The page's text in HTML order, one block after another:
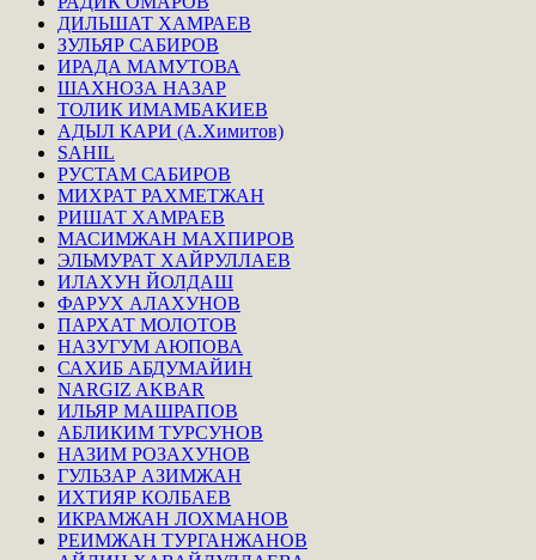
ДИЛЬШАТ ХАМРАЕВ
ЗУЛЬЯР САБИРОВ
ИРАДА МАМУТОВА
ШАХНОЗА НАЗАР
ТОЛИК ИМАМБАКИЕВ
АДЫЛ КАРИ (А.Химитов)
SAHIL
РУСТАМ САБИРОВ
МИХРАТ РАХМЕТЖАН
РИШАТ ХАМРАЕВ
МАСИМЖАН МАХПИРОВ
ЭЛЬМУРАТ ХАЙРУЛЛАЕВ
ИЛАХУН ЙОЛДАШ
ФАРУХ АЛАХУНОВ
ПАРХАТ МОЛОТОВ
НАЗУГУМ АЮПОВА
САХИБ АБДУМАЙИН
NARGIZ AKBAR
ИЛЬЯР МАШРАПОВ
АБЛИКИМ ТУРСУНОВ
НАЗИМ РОЗАХУНОВ
ГУЛЬЗАР АЗИМЖАН
ИХТИЯР КОЛБАЕВ
ИКРАМЖАН ЛОХМАНОВ
РЕИМЖАН ТУРГАНЖАНОВ